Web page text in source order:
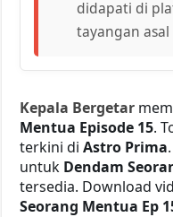
didapati di
tayangan
Kepala Bergetar
Mentua Episode 15.
terkini diAstro Prima
untuk Dendam
tersedia. Download
Seorang Mentua Ep